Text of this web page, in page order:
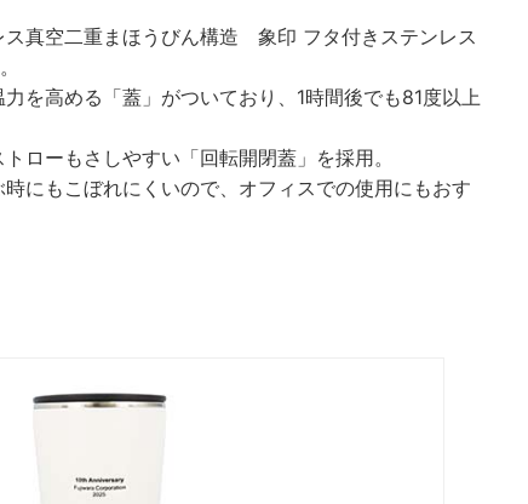
ス真空二重まほうびん構造 象印 フタ付きステンレス
を高める「蓋」がついており、1時間後でも81度以上
ローもさしやすい「回転開閉蓋」を採用。
にもこぼれにくいので、オフィスでの使用にもおす